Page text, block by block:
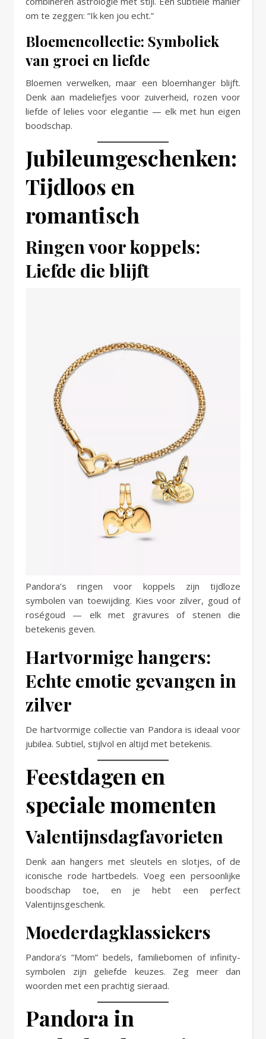
om te zeggen: “Ik ken jou echt.”
Bloemencollectie: Symboliek
van groei en liefde
Bloemen verwelken, maar een bloemhanger blijft.
Denk aan madeliefjes voor zuiverheid, rozen voor
liefde of lelies voor elegantie — elk met hun eigen
boodschap.
Jubileumgeschenken:
Tijdloos en
romantisch
Ringen voor koppels:
Liefde die blijft
Pandora’s ringen voor koppels zijn tijdloze
symbolen van toewijding. Kies voor zilver, goud of
roségoud — elk met gravures of stenen die
betekenis geven.
Hartvormige hangers:
Echte emotie gevangen in
zilver
De hartvormige collectie van Pandora is ideaal voor
jubilea. Subtiel, stijlvol en altijd met betekenis.
Feestdagen en
speciale momenten
Valentijnsdagfavorieten
Denk aan hangers met sleutels en slotjes, of de
iconische rode hartbedels. Voeg een persoonlijke
boodschap toe, en je hebt een perfect
Valentijnsgeschenk.
Moederdagklassiekers
Pandora’s “Mom” bedels, familiebomen of infinity-
symbolen zijn geliefde keuzes. Zeg meer dan
woorden met een prachtig sieraad.
Pandora in